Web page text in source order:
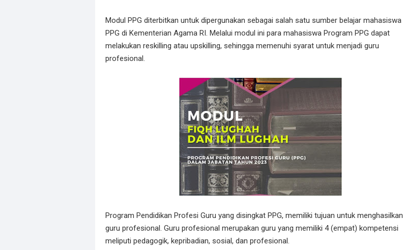
Modul PPG diterbitkan untuk dipergunakan sebagai salah satu sumber belajar mahasiswa
PPG di Kementerian Agama RI. Melalui modul ini para mahasiswa Program PPG dapat
melakukan reskilling atau upskilling, sehingga memenuhi syarat untuk menjadi guru
profesional.
Program Pendidikan Profesi Guru yang disingkat PPG, memiliki tujuan untuk menghasilkan
guru profesional. Guru profesional merupakan guru yang memiliki 4 (empat) kompetensi
meliputi pedagogik, kepribadian, sosial, dan profesional.